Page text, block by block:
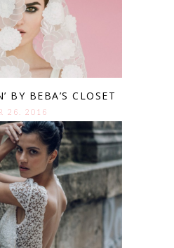
BY BEBA’S CLOSET
26. 2016